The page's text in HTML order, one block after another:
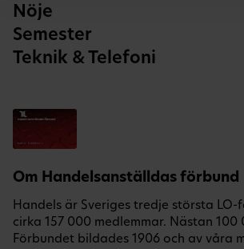
Nöje
Semester
Teknik & Telefoni
Om Handelsanställdas förbund
Handels är Sveriges tredje största
cirka 157 000 medlemmar. Nästan 100
Förbundet bildades 1906 och av våra